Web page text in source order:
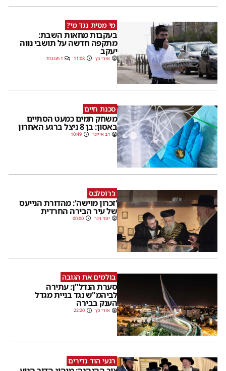
מי מסית נגד מי?
בעקבות מחאות השבת:
מתקפה חדשה על תושבי נווה
יעקב
אורי כץ 11:08 1 תגובות
סכנת חיים
משחק תמים כמעט הסתיים
באסון: בן 8 ניצל ברגע האחרון
דב אייזנר 10:49
ג'רוסלבס
'זכרון מוישה': מהדורת הנייעס
של עיר הבירה החרדית
יוסי וינר 00:00
בולמים את הגובה
סערת הנדל"ן: עתירה
לביהמ"ש נגד בניית מגדל
הענק בבירה
אורי כץ 22:20
רגעי הוד נדירים